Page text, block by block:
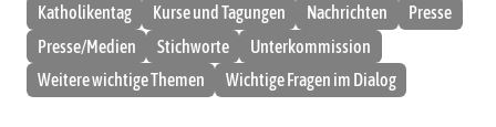
Katholikentag
Kurse und Tagungen Nachrichten
Presse
Presse/Medien
Stichworte
Unterkommission
Weitere wichtige Themen
Wichtige Fragen im Dialog